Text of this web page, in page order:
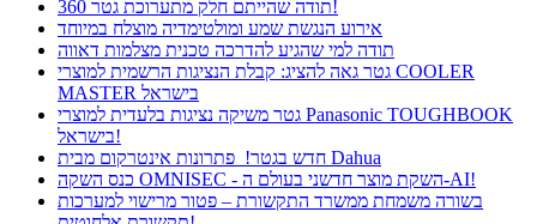
תודה שהייתם חלק מתערוכת גטר 360!
אירוע הנגשת שמע ומולטימדיה מוצלח במיוחד
תודה למי שהגיע להדרכה טכנית מצלמות דאווה
גטר גאה להציג: קבלת הנציגות הרשמית למוצרי COOLER
MASTER בישראל
גטר משיקה נציגות בלעדית למוצרי Panasonic TOUGHBOOK
בישראל!
חדש בגטר! פתרונות אינטרקום מבית Dahua
כנס השקה OMNISEC - השקת מוצר חדשני בעולם ה-AI!
בשורה משמחת ממשרד התקשורת – פטור מרישוי למערכות